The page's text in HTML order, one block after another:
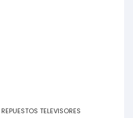
REPUESTOS TELEVISORES